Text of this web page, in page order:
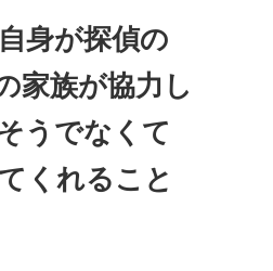
身が探偵の
家族が協力し
うでなくて
くれること